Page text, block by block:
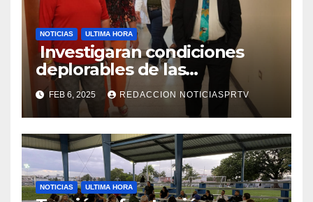
NOTICIAS ULTIMA HORA
Investigaran condiciones
deplorables de las
facilidades el Departamento
de la Salud en Mayagüez
FEB 6, 2025 REDACCION NOTICIASPRTV
NOTICIAS ULTIMA HORA